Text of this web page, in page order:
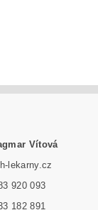
Vítová
lekarny.cz
920 093
182 891